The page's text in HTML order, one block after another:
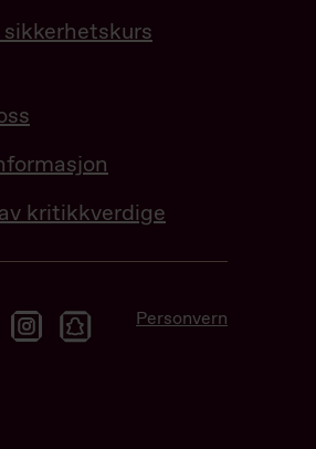
kritikkverdige
instagramsnapchat Personvern